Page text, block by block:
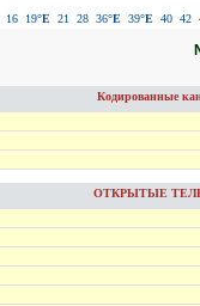
16 19°E 21 28 36°E 39°E 40 42
Кодированные
ОТКРЫТЫЕ